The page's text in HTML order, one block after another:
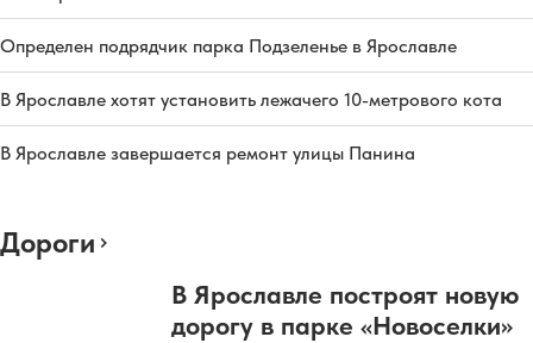
Определен подрядчик парка Подзеленье в Ярославле
В Ярославле хотят установить лежачего 10-метрового кота
В Ярославле завершается ремонт улицы Панина
Дороги
В Ярославле построят новую
дорогу в парке «Новоселки»